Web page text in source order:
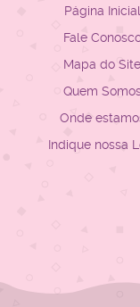
Página Inicial
Fale
Mapa do Site
Quem
Onde
Indique nossa